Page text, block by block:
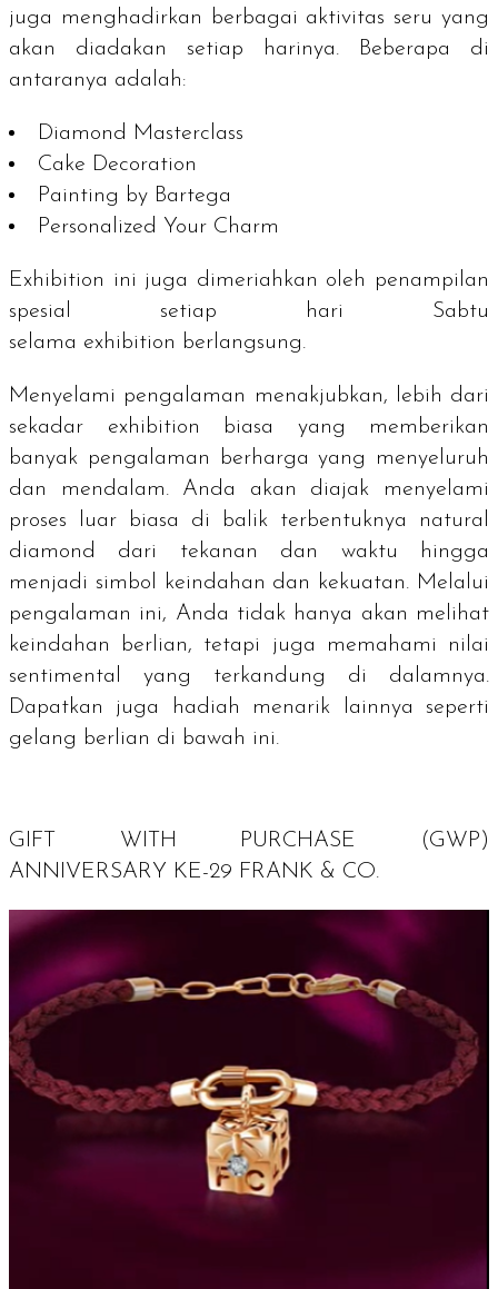
juga menghadirkan berbagai aktivitas seru yang
akan diadakan setiap harinya. Beberapa di
antaranya adalah:
Diamond Masterclass
Cake Decoration
Painting by Bartega
Personalized Your Charm
Exhibition ini juga dimeriahkan oleh penampilan
spesial setiap hari Sabtu
selama exhibition berlangsung.
Menyelami pengalaman menakjubkan, lebih dari
sekadar exhibition
biasa yang memberikan
banyak pengalaman berharga yang menyeluruh
dan mendalam. Anda akan diajak menyelami
proses luar biasa di balik terbentuknya natural
diamond
dari tekanan dan waktu hingga
menjadi simbol keindahan dan kekuatan. Melalui
pengalaman ini, Anda tidak hanya akan melihat
keindahan berlian, tetapi juga memahami nilai
sentimental yang terkandung di dalamnya.
Dapatkan juga hadiah menarik lainnya seperti
gelang berlian di bawah ini.
GIFT WITH PURCHASE (GWP)
ANNIVERSARY KE-29 FRANK & CO.